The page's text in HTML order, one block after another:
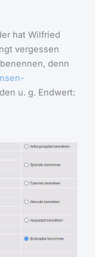
hat Wilfried
vergessen
denn
u. g. Endwert: